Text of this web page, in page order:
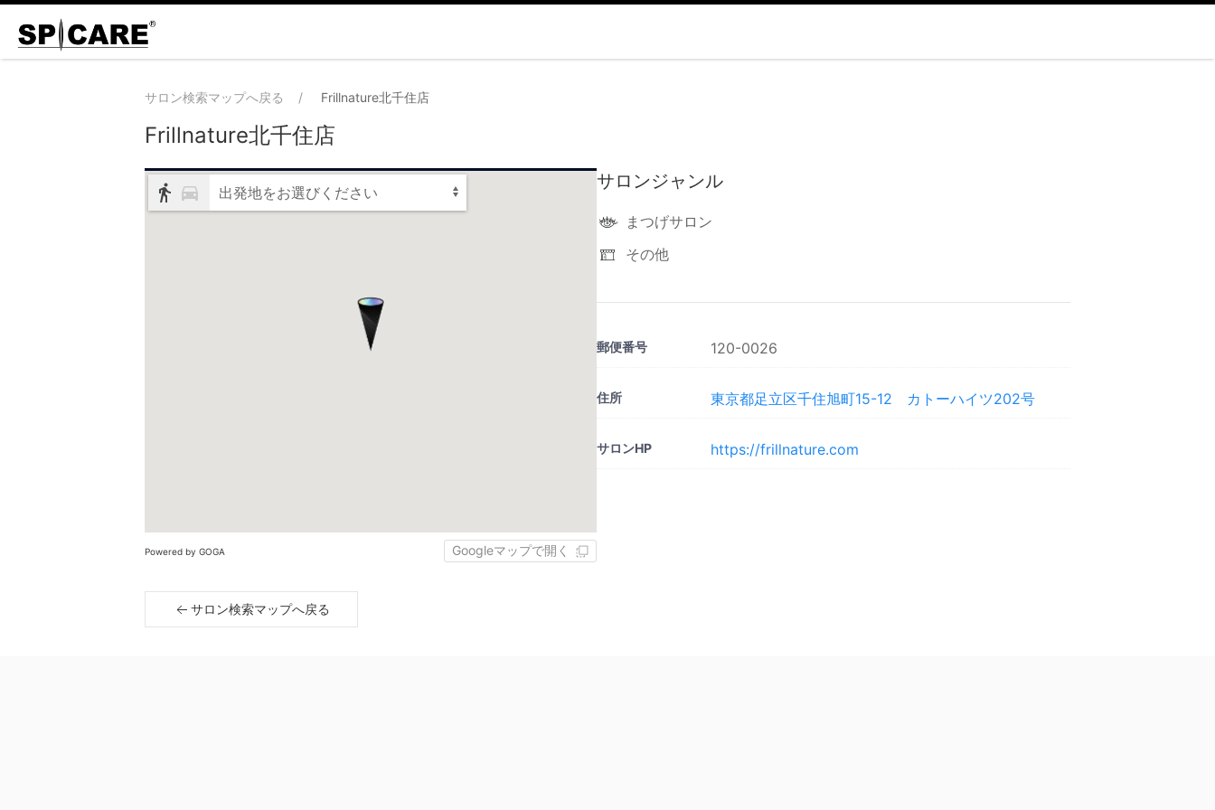
サロン検索マップへ戻る Frillnature北千住店
Frillnature北千住店
出発地をお選びください
Powered by GOGA Googleマップで開く
サロンジャンル
まつげサロン
その他
郵便番号 120-0026
住所 東京都足立区千住旭町15-12 カトーハイツ202号
サロンHP https://frillnature.com
サロン検索マップへ戻る